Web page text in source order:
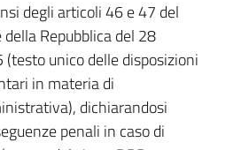
degli articoli 46 e 47 del
Repubblica del 28
unico delle disposizioni
in materia di
dichiarandosi
penali in caso di